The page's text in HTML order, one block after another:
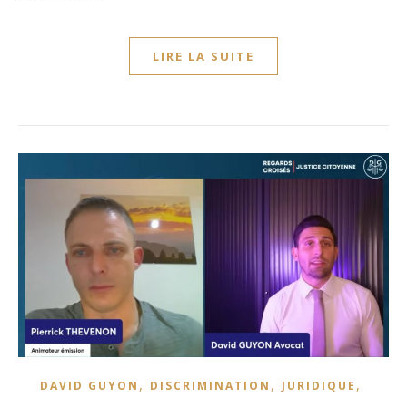
LIRE LA SUITE
DAVID GUYON , DISCRIMINATION , JURIDIQUE ,